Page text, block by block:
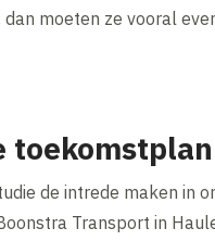
moeten ze vooral
de intrede maken in
Transport in